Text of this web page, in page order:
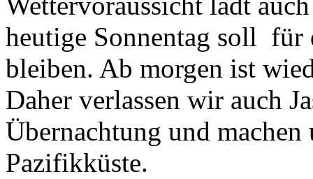
heutige Sonnentag soll für
bleiben. Ab morgen ist
Daher verlassen wir auch
Übernachtung und
Pazifikküste.